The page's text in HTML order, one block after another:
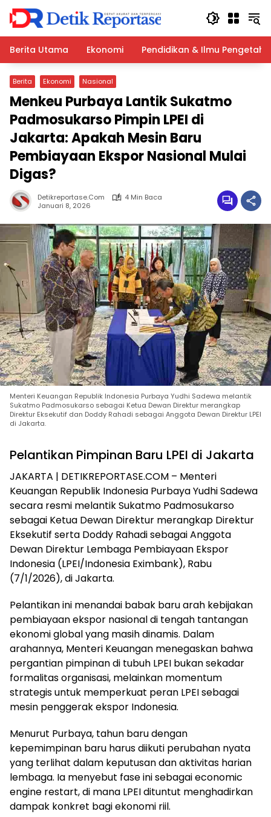
Langsung
konten
Berita Utama
Ekonomi Pendidikan & Ilmu
Berita Ekonomi Nasional
Menkeu Purbaya Lantik Sukatmo
Padmosukarso Pimpin LPEI di
Jakarta: Apakah Mesin Baru
Pembiayaan Ekspor Nasional Mulai
Digas?
Detikreportase.com
4 Min Baca
Januari 8, 2026
Menteri Keuangan Republik Indonesia Purbaya Yudhi Sadewa melantik
Sukatmo Padmosukarso sebagai Ketua Dewan Direktur merangkap
Direktur Eksekutif dan Doddy Rahadi sebagai Anggota Dewan Direktur LPEI
di Jakarta.
Pelantikan Pimpinan Baru LPEI di Jakarta
JAKARTA | DETIKREPORTASE.COM – Menteri
Keuangan Republik Indonesia Purbaya Yudhi Sadewa
secara resmi melantik Sukatmo Padmosukarso
sebagai Ketua Dewan Direktur merangkap Direktur
Eksekutif serta Doddy Rahadi sebagai Anggota
Dewan Direktur Lembaga Pembiayaan Ekspor
Indonesia (LPEI/Indonesia Eximbank), Rabu
(7/1/2026), di Jakarta.
Pelantikan ini menandai babak baru arah kebijakan
pembiayaan ekspor nasional di tengah tantangan
ekonomi global yang masih dinamis. Dalam
arahannya, Menteri Keuangan menegaskan bahwa
pergantian pimpinan di tubuh LPEI bukan sekadar
formalitas organisasi, melainkan momentum
strategis untuk memperkuat peran LPEI sebagai
mesin penggerak ekspor Indonesia.
Menurut Purbaya, tahun baru dengan
kepemimpinan baru harus diikuti perubahan nyata
yang terlihat dalam keputusan dan aktivitas harian
lembaga. Ia menyebut fase ini sebagai economic
engine restart, di mana LPEI dituntut menghadirkan
dampak konkret bagi ekonomi riil.